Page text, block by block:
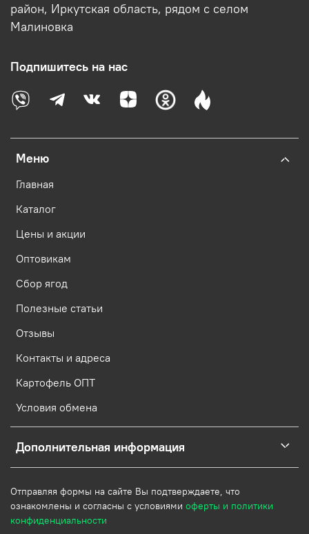
Меню
Главная
Каталог
Цены и акции
Оптовикам
Сбор ягод
Полезные статьи
Отзывы
Контакты и адреса
Картофель ОПТ
Условия обмена
Дополнительная информация
район, Иркутская область, рядом с селом
Малиновка
Подпишитесь на нас
Отправляя формы на сайте Вы подтверждаете, что
ознакомлены и согласны с условиями оферты и политики
конфиденциальности